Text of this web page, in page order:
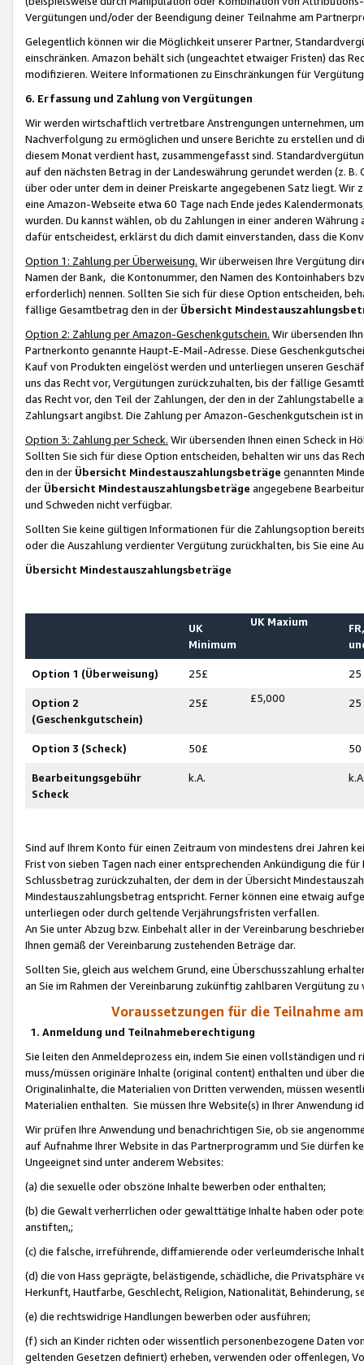
Vergütungen und/oder der Beendigung deiner Teilnahme am
Gelegentlich können wir die Möglichkeit unserer Partner,
einschränken. Amazon behält sich (ungeachtet etwaiger Fristen) das
modifizieren. Weitere Informationen zu Einschränkungen für
6. Erfassung und Zahlung von Vergütungen
Wir werden wirtschaftlich vertretbare Anstrengungen unternehmen,
Nachverfolgung zu ermöglichen und unsere Berichte zu erstellen und
diesem Monat verdient hast, zusammengefasst sind.
auf den nächsten Betrag in der Landeswährung gerundet werden (z.
über oder unter dem in deiner Preiskarte angegebenen Satz liegt.
eine Amazon-Webseite etwa 60 Tage nach Ende jedes
wurden. Du kannst wählen, ob du Zahlungen in einer anderen
dafür entscheidest, erklärst du dich damit einverstanden, dass die
Option 1: Zahlung per Überweisung. Wir überweisen Ihre Vergütung
Namen der Bank, die Kontonummer, den Namen des Kontoinhabers
erforderlich) nennen. Sollten Sie sich für diese Option entscheiden,
fällige Gesamtbetrag den in der Übersicht
Option 2: Zahlung per Amazon-Geschenkgutschein. Wir übersenden
Partnerkonto genannte Haupt-E-Mail-Adresse. Diese
Kauf von Produkten eingelöst werden und unterliegen unseren
uns das Recht vor, Vergütungen zurückzuhalten, bis der fällige
das Recht vor, den Teil der Zahlungen, der den in der
Zahlungsart angibst. Die Zahlung per Amazon-Geschenkgutschein ist
Option 3: Zahlung per Scheck. Wir übersenden Ihnen einen Scheck in
Sollten Sie sich für diese Option entscheiden, behalten wir uns das
den in der Übersicht Mindestauszahlungsbeträge genannten
der Übersicht Mindestauszahlungsbeträge angegebene
und Schweden nicht verfügbar.
Sollten Sie keine gültigen Informationen für die Zahlungsoption
oder die Auszahlung verdienter Vergütung zurückhalten, bis Sie
Übersicht Mindestauszahlungsbeträge
UK
Minimum
UK Maxium
Option 1 (Überweisung) 25£ 25
Option 2
(Geschenkgutschein)
25£ £5,000 25
Option 3 (Scheck) 50£ 50
Bearbeitungsgebühr
Scheck
k.A.
Sind auf Ihrem Konto für einen Zeitraum von mindestens drei Jahren
Frist von sieben Tagen nach einer entsprechenden Ankündigung die
Schlussbetrag zurückzuhalten, der dem in der Übersicht
Mindestauszahlungsbetrag entspricht. Ferner können eine etwaig
unterliegen oder durch geltende Verjährungsfristen verfallen.
An Sie unter Abzug bzw. Einbehalt aller in der Vereinbarung
Ihnen gemäß der Vereinbarung zustehenden Beträge dar.
Sollten Sie, gleich aus welchem Grund, eine Überschusszahlung
an Sie im Rahmen der Vereinbarung zukünftig zahlbaren Vergütung zu
Voraussetzungen für die Teilnahme
1. Anmeldung und Teilnahmeberechtigung
Sie leiten den Anmeldeprozess ein, indem Sie einen vollständigen
muss/müssen originäre Inhalte (original content) enthalten und über
Originalinhalte, die Materialien von Dritten verwenden, müssen
Materialien enthalten. Sie müssen Ihre Website(s) in Ihrer Anwendung
Wir prüfen Ihre Anwendung und benachrichtigen Sie, ob sie
auf Aufnahme Ihrer Website in das Partnerprogramm und Sie dürfen
Ungeeignet sind unter anderem Websites:
(a) die sexuelle oder obszöne Inhalte bewerben oder enthalten;
(b) die Gewalt verherrlichen oder gewalttätige Inhalte haben oder
anstiften,;
(c) die falsche, irreführende, diffamierende oder verleumderische
(d) die von Hass geprägte, belästigende, schädliche, die Privatsphäre
Herkunft, Hautfarbe, Geschlecht, Religion, Nationalität, Behinderung,
(e) die rechtswidrige Handlungen bewerben oder ausführen;
(f) sich an Kinder richten oder wissentlich personenbezogene Daten
geltenden Gesetzen definiert) erheben, verwenden oder offenlegen,